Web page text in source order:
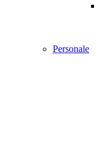
Personale